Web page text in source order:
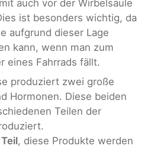
auch vor der Wirbelsäule
ist besonders wichtig, da
aufgrund dieser Lage
kann, wenn man zum
eines Fahrrads fällt.
produziert zwei große
Hormonen. Diese beiden
Teilen der
, diese Produkte werden